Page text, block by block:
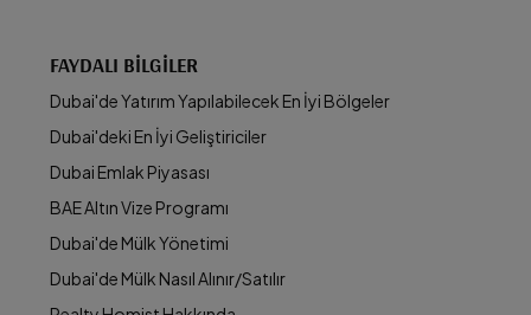
FAYDALI BILGILER
Dubai'de Yatırım Yapılabilecek En İyi Bölgeler
Dubai'deki En İyi Geliştiriciler
Dubai Emlak Piyasası
BAE Altın Vize Programı
Dubai'de Mülk Yönetimi
Dubai'de Mülk Nasıl Alınır/Satılır